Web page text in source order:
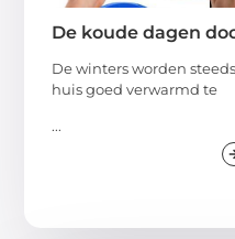
De koude dagen
De winters worden
huis goed verwarmd te
...